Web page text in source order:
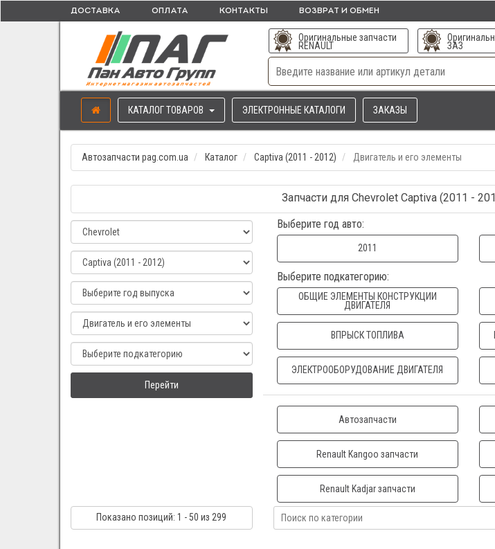
ДОСТАВКА ОПЛАТА КОНТАКТЫ ВОЗВРАТ И ОБМЕН
Оригинальные запчасти
RENAULT ЗАЗ
КАТАЛОГ ТОВАРОВ ЭЛЕКТРОННЫЕ КАТАЛОГИ ЗАКАЗЫ
Автозапчасти pag.com.ua Каталог Captiva (2011 - 2012) Двигатель и его элементы
Запчасти для Chevrolet Captiva (2011 -
Перейти
Выберите год авто:
2011
Выберите подкатегорию:
ОБЩИЕ ЭЛЕМЕНТЫ КОНСТРУКЦИИ
ДВИГАТЕЛЯ
ВПРЫСК ТОПЛИВА
ЭЛЕКТРООБОРУДОВАНИЕ ДВИГАТЕЛЯ
Автозапчасти
Renault Kangoo запчасти
Renault Kadjar запчасти
Показано позиций: 1 - 50 из 299